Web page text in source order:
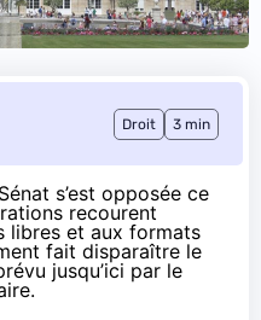
Droit 3 min
s’est opposée ce
recourent
libres et aux formats
fait disparaître le
jusqu’ici par le